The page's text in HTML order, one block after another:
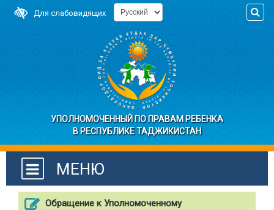
Для слабовидящих
УПОЛНОМОЧЕННЫЙ ПО ПРАВАМ РЕБЕНКА
В РЕСПУБЛИКЕ ТАДЖИКИСТАН
МЕНЮ
Обращение к Уполномоченному